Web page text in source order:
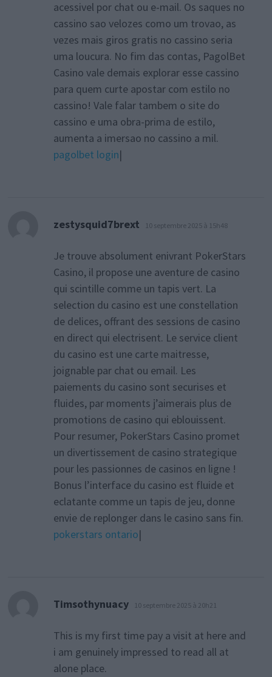
acessivel por chat ou e-mail. Os saques no
cassino sao velozes como um trovao, as
vezes mais giros gratis no cassino seria
uma loucura. No fim das contas, PagolBet
Casino vale demais explorar esse cassino
para quem curte apostar com estilo no
cassino! Vale falar tambem o site do
cassino e uma obra-prima de estilo,
aumenta a imersao no cassino a mil.
pagolbet login|
zestysquid7brext dit :
10 septembre 2025 à 15h48
Je trouve absolument enivrant PokerStars
Casino, il propose une aventure de casino
qui scintille comme un tapis vert. La
selection du casino est une constellation
de delices, offrant des sessions de casino
en direct qui electrisent. Le service client
du casino est une carte maitresse,
joignable par chat ou email. Les
paiements du casino sont securises et
fluides, par moments j’aimerais plus de
promotions de casino qui eblouissent.
Pour resumer, PokerStars Casino promet
un divertissement de casino strategique
pour les passionnes de casinos en ligne !
Bonus l’interface du casino est fluide et
eclatante comme un tapis de jeu, donne
envie de replonger dans le casino sans fin.
pokerstars ontario|
Timsothynuacy dit :
10 septembre 2025 à 20h21
This is my first time pay a visit at here and
i am genuinely impressed to read all at
alone place.